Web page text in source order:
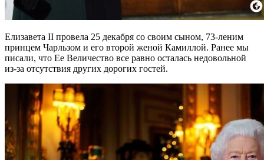
Елизавета ІІ провела 25 декабря со своим сыном, 73-леним
принцем Чарльзом и его второй женой Камиллой. Ранее мы
писали, что Ее Величество все равно осталась недовольной
из-за отсутствия других дорогих гостей.